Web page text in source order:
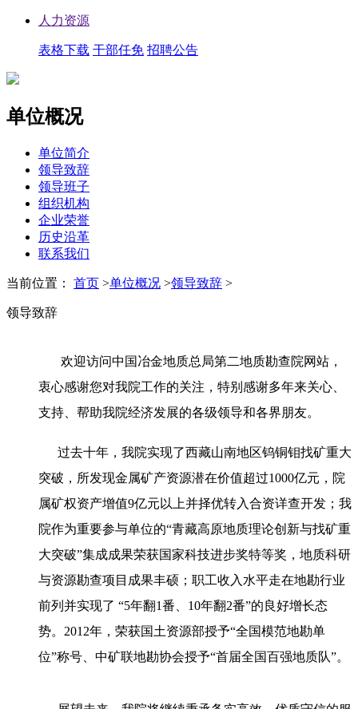
人力资源
表格下载 干部任免 招聘公告
单位概况
单位简介
领导致辞
领导班子
组织机构
企业荣誉
历史沿革
联系我们
当前位置： 首页 >单位概况 >领导致辞 >
领导致辞
欢迎访问中国冶金地质总局第二地质勘查院网站，
衷心感谢您对我院工作的关注，特别感谢多年来关心、
支持、帮助我院经济发展的各级领导和各界朋友。
过去十年，我院实现了西藏山南地区钨铜钼找矿重大
突破，所发现金属矿产资源潜在价值超过1000亿元，院
属矿权资产增值9亿元以上并择优转入合资详查开发；我
院作为重要参与单位的“青藏高原地质理论创新与找矿重
大突破”集成成果荣获国家科技进步奖特等奖，地质科研
与资源勘查项目成果丰硕；职工收入水平走在地勘行业
前列并实现了 “5年翻1番、10年翻2番”的良好增长态
势。2012年，荣获国土资源部授予“全国模范地勘单
位”称号、中矿联地勘协会授予“首届全国百强地质队”。